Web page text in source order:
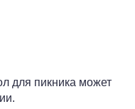
для пикника может